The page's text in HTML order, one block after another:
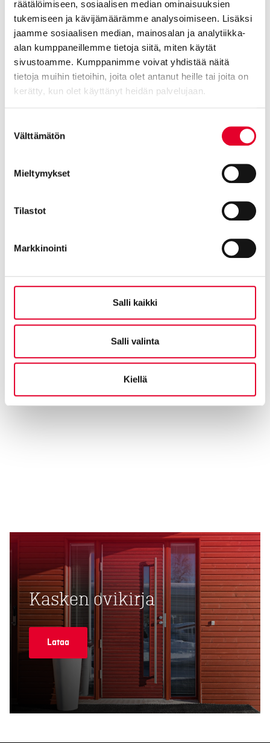
räätälöimiseen, sosiaalisen median ominaisuuksien
tukemiseen ja kävijämäärämme analysoimiseen. Lisäksi
jaamme sosiaalisen median, mainosalan ja analytiikka-
alan kumppaneillemme tietoja siitä, miten käytät
sivustoamme. Kumppanimme voivat yhdistää näitä
tietoja muihin tietoihin, joita olet antanut heille tai joita on
kerätty, kun olet käyttänyt heidän palvelujaan.
valinta
Välttämätön
Mieltymykset
Tilastot
Markkinointi
Salli kaikki
Salli valinta
Kiellä
VO3
Kasken ovikirja
Lataa